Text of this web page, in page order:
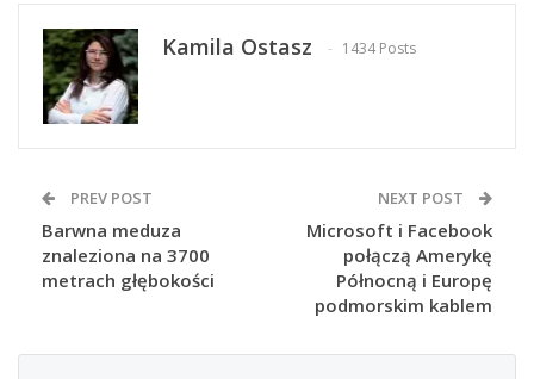
Kamila Ostasz 1434 Posts
PREV POST
Barwna meduza
znaleziona na 3700
metrach głębokości
NEXT POST
Microsoft i Facebook
połączą Amerykę
Północną i Europę
podmorskim kablem